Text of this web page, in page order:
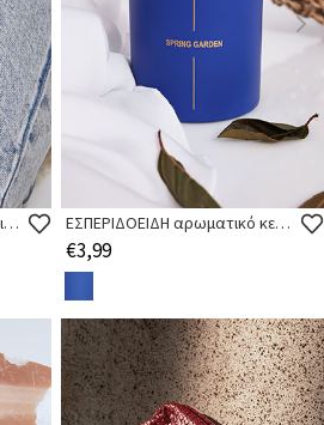
Σετ με 2 βραχιόλια με μεταλλικές χάντρες ΕΣΠΕΡΙΔΟΕΙΔΗ αρωματικό κερί 9εκ
€3,99